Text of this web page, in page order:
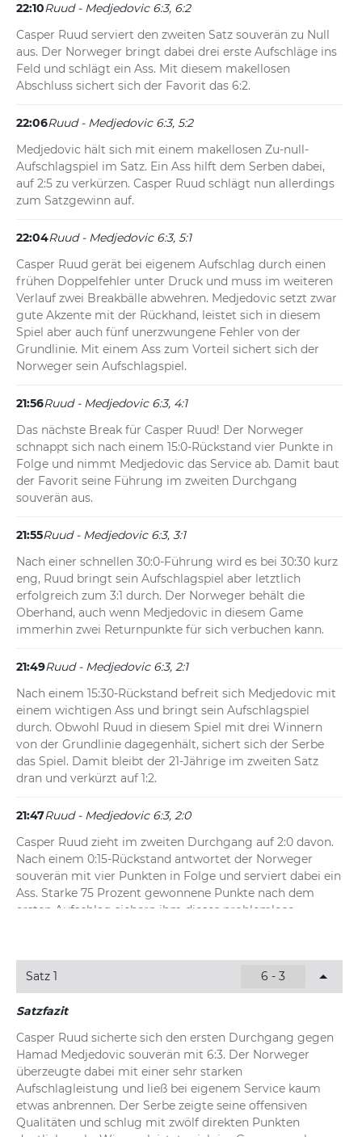
22:10Ruud - Medjedovic 6:3, 6:2
Casper Ruud serviert den zweiten Satz souverän zu Null
aus. Der Norweger bringt dabei drei erste Aufschläge ins
Feld und schlägt ein Ass. Mit diesem makellosen
Abschluss sichert sich der Favorit das 6:2.
22:06Ruud - Medjedovic 6:3, 5:2
Medjedovic hält sich mit einem makellosen Zu-null-
Aufschlagspiel im Satz. Ein Ass hilft dem Serben dabei,
auf 2:5 zu verkürzen. Casper Ruud schlägt nun allerdings
zum Satzgewinn auf.
22:04Ruud - Medjedovic 6:3, 5:1
Casper Ruud gerät bei eigenem Aufschlag durch einen
frühen Doppelfehler unter Druck und muss im weiteren
Verlauf zwei Breakbälle abwehren. Medjedovic setzt zwar
gute Akzente mit der Rückhand, leistet sich in diesem
Spiel aber auch fünf unerzwungene Fehler von der
Grundlinie. Mit einem Ass zum Vorteil sichert sich der
Norweger sein Aufschlagspiel.
21:56Ruud - Medjedovic 6:3, 4:1
Das nächste Break für Casper Ruud! Der Norweger
schnappt sich nach einem 15:0-Rückstand vier Punkte in
Folge und nimmt Medjedovic das Service ab. Damit baut
der Favorit seine Führung im zweiten Durchgang
souverän aus.
21:55Ruud - Medjedovic 6:3, 3:1
Nach einer schnellen 30:0-Führung wird es bei 30:30 kurz
eng, Ruud bringt sein Aufschlagspiel aber letztlich
erfolgreich zum 3:1 durch. Der Norweger behält die
Oberhand, auch wenn Medjedovic in diesem Game
immerhin zwei Returnpunkte für sich verbuchen kann.
21:49Ruud - Medjedovic 6:3, 2:1
Nach einem 15:30-Rückstand befreit sich Medjedovic mit
einem wichtigen Ass und bringt sein Aufschlagspiel
durch. Obwohl Ruud in diesem Spiel mit drei Winnern
von der Grundlinie dagegenhält, sichert sich der Serbe
das Spiel. Damit bleibt der 21-Jährige im zweiten Satz
dran und verkürzt auf 1:2.
21:47Ruud - Medjedovic 6:3, 2:0
Casper Ruud zieht im zweiten Durchgang auf 2:0 davon.
Nach einem 0:15-Rückstand antwortet der Norweger
souverän mit vier Punkten in Folge und serviert dabei ein
Ass. Starke 75 Prozent gewonnene Punkte nach dem
ersten Aufschlag sichern ihm dieses problemlose
21:43Ruud - Medjedovic 6:3, 1:0
Sofortiges Break für Ruud zum Auftakt des zweiten
Satzes! Der Serbe wehrt sich zwar nachdrücklich und
am Ende aber doch den Kürzeren. Mit 55 Prozent
gewonnener Return-Punkte schnappt sich der Norweger
das hart umkämpfte Spiel zur 1:0-Führung.
Satz 1 6 - 3
Satzfazit
Casper Ruud sicherte sich den ersten Durchgang gegen
Hamad Medjedovic souverän mit 6:3. Der Norweger
überzeugte dabei mit einer sehr starken
Aufschlagleistung und ließ bei eigenem Service kaum
etwas anbrennen. Der Serbe zeigte seine offensiven
Qualitäten und schlug mit zwölf direkten Punkten